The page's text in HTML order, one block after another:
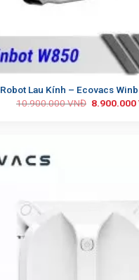
Robot Lau Kính – Ecovacs
10.900.000VNĐ 8.900.000